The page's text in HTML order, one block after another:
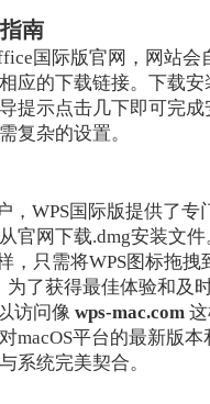
南
国际版官网，网站会
应的下载链接。下载安
提示点击几下即可完成
复杂的设置。
，WPS国际版提供了专
官网下载.dmg安装文
，只需将WPS图标拖拽
为了获得最佳体验和及
访问像 wps-mac.com这
macOS平台的最新版本
系统完美契合。